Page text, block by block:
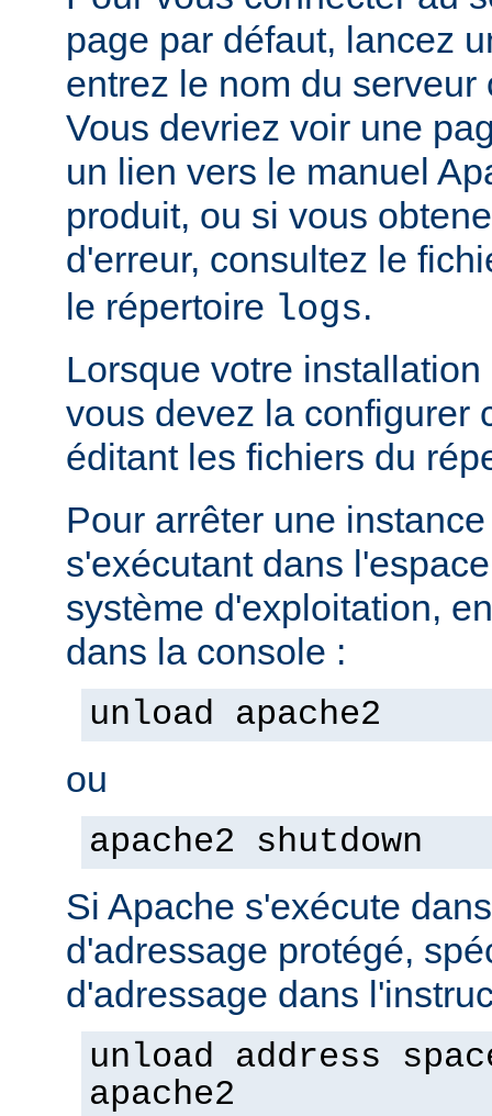
page par défaut, lancez
entrez le nom du serveur
Vous devriez voir une
un lien vers le manuel
produit, ou si vous
d'erreur, consultez le
le répertoire logs.
Lorsque votre
vous devez la configurer
éditant les fichiers du
Pour arrêter une
s'exécutant dans
système d'exploitation,
dans la console :
unload apache2
ou
apache2 shutdown
Si Apache s'exécute
d'adressage protégé,
d'adressage dans
unload address
apache2